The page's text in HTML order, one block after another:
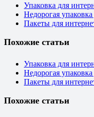
Упаковка для
Недорогая
Пакеты для
Похожие статьи
Упаковка для
Недорогая
Пакеты для
Похожие статьи